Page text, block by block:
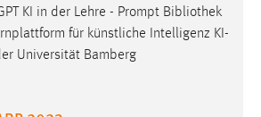
KI in der Lehre - Prompt Bibliothek
für künstliche Intelligenz KI-
Universität Bamberg